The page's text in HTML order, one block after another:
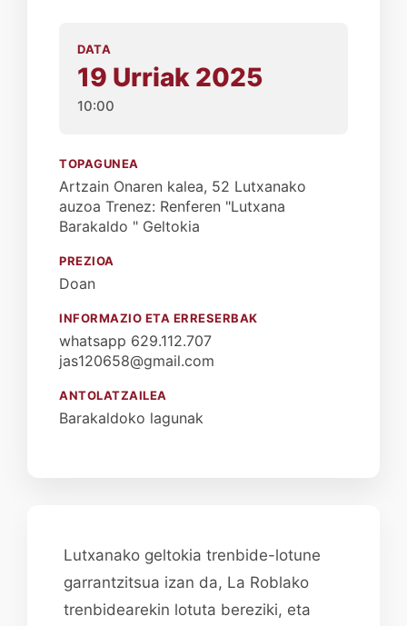
Lutxanako geltokia trenbide-lotune
garrantzitsua izan da, La Roblako
trenbidearekin lotuta bereziki, eta
DATA
19 Urriak 2025
10:00
TOPAGUNEA
Artzain Onaren kalea, 52 Lutxanako
auzoa Trenez: Renferen "Lutxana
Barakaldo " Geltokia
PREZIOA
Doan
INFORMAZIO ETA ERRESERBAK
whatsapp 629.112.707
jas120658@gmail.com
ANTOLATZAILEA
Barakaldoko lagunak